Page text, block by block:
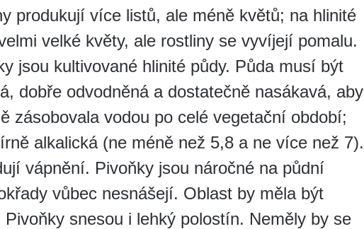
produkují více listů, ale méně květů; na hlinité
velké květy, ale rostliny se vyvíjejí pomalu.
jsou kultivované hlinité půdy. Půda musí být
dobře odvodněná a dostatečně nasákavá, aby
zásobovala vodou po celé vegetační období;
alkalická (ne méně než 5,8 a ne více než 7).
vápnění. Pivoňky jsou náročné na půdní
vůbec nesnášejí. Oblast by měla být
snesou i lehký polostín. Neměly by se